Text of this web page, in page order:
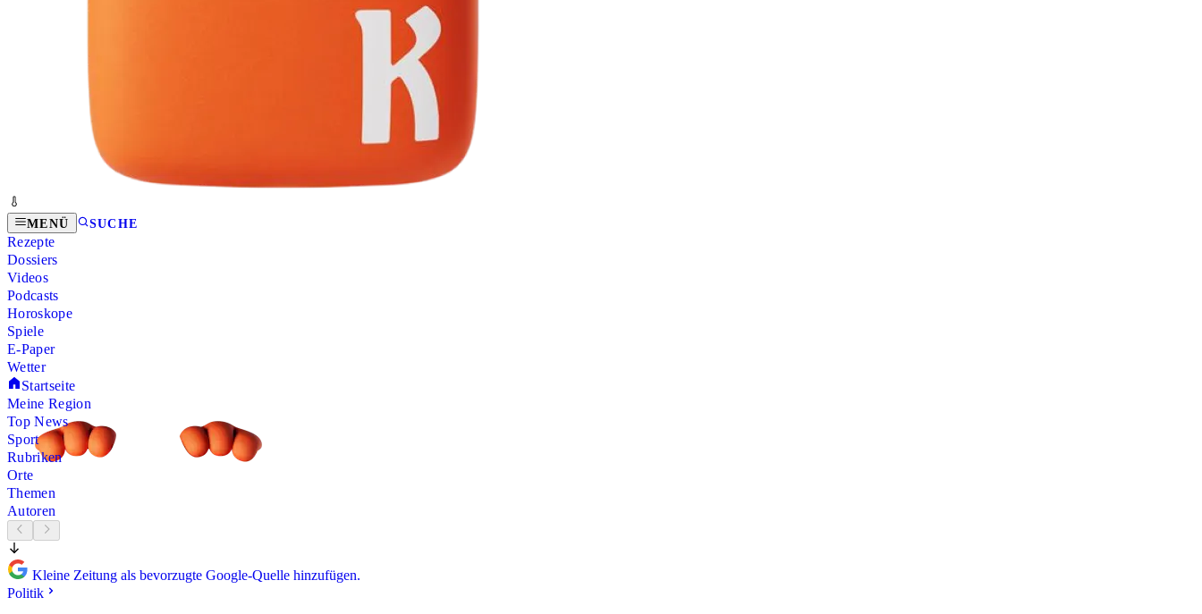
MENÜ SUCHE
Rezepte
Dossiers
Videos
Podcasts
Horoskope
Spiele
E-Paper
Wetter
Startseite
Meine Region
Top News
Sport
Rubriken
Orte
Themen
Autoren
Kleine Zeitung als bevorzugte Google-Quelle hinzufügen.
Politik